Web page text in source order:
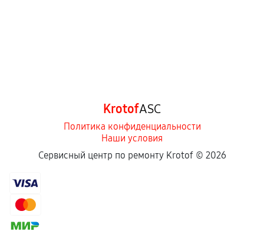
KrotofASC
Политика конфиденциальности
Наши условия
Сервисный центр по ремонту Krotof © 2026